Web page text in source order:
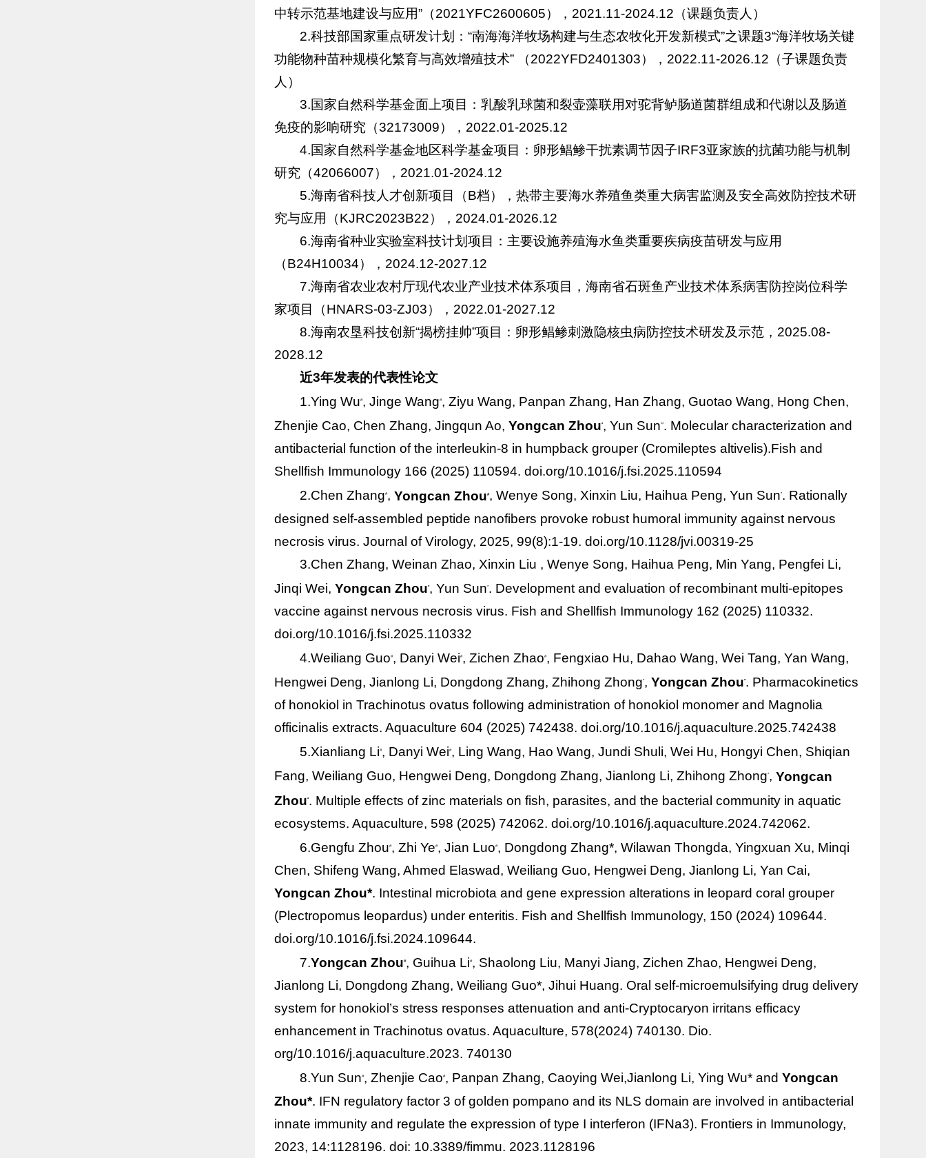
中转示范基地建设与应用”（2021YFC2600605），2021.11-2024.12（课题负责人）
2.科技部国家重点研发计划：“南海海洋牧场构建与生态农牧化开发新模式”之课题3“海洋牧场关键
功能物种苗种规模化繁育与高效增殖技术” （2022YFD2401303），2022.11-2026.12（子课题负责
人）
3.国家自然科学基金面上项目：乳酸乳球菌和裂壶藻联用对驼背鲈肠道菌群组成和代谢以及肠道
免疫的影响研究（32173009），2022.01-2025.12
4.国家自然科学基金地区科学基金项目：卵形鲳鲹干扰素调节因子IRF3亚家族的抗菌功能与机制
研究（42066007），2021.01-2024.12
5.海南省科技人才创新项目（B档），热带主要海水养殖鱼类重大病害监测及安全高效防控技术研
究与应用（KJRC2023B22），2024.01-2026.12
6.海南省种业实验室科技计划项目：主要设施养殖海水鱼类重要疾病疫苗研发与应用
（B24H10034），2024.12-2027.12
7.海南省农业农村厅现代农业产业技术体系项目，海南省石斑鱼产业技术体系病害防控岗位科学
家项目（HNARS-03-ZJ03），2022.01-2027.12
8.海南农垦科技创新“揭榜挂帅”项目：卵形鲳鲹刺激隐核虫病防控技术研发及示范，2025.08-
2028.12
近3年发表的代表性论文
1.Ying Wu#, Jinge Wang#, Ziyu Wang, Panpan Zhang, Han Zhang, Guotao Wang, Hong Chen,
Zhenjie Cao, Chen Zhang, Jingqun Ao, Yongcan Zhou*, Yun Sun**. Molecular characterization and
antibacterial function of the interleukin-8 in humpback grouper (Cromileptes altivelis).Fish and
Shellfish Immunology 166 (2025) 110594. doi.org/10.1016/j.fsi.2025.110594
2.Chen Zhang#,Yongcan Zhou#, Wenye Song, Xinxin Liu, Haihua Peng, Yun Sun*. Rationally
designed self-assembled peptide nanofibers provoke robust humoral immunity against nervous
necrosis virus. Journal of Virology, 2025, 99(8):1-19. doi.org/10.1128/jvi.00319-25
3.Chen Zhang, Weinan Zhao, Xinxin Liu , Wenye Song, Haihua Peng, Min Yang, Pengfei Li,
Jinqi Wei, Yongcan Zhou*, Yun Sun*. Development and evaluation of recombinant multi-epitopes
vaccine against nervous necrosis virus. Fish and Shellfish Immunology 162 (2025) 110332.
doi.org/10.1016/j.fsi.2025.110332
4.Weiliang Guo#, Danyi Wei#, Zichen Zhao#, Fengxiao Hu, Dahao Wang, Wei Tang, Yan Wang,
Hengwei Deng, Jianlong Li, Dongdong Zhang, Zhihong Zhong*, Yongcan Zhou*. Pharmacokinetics
of honokiol in Trachinotus ovatus following administration of honokiol monomer and Magnolia
officinalis extracts. Aquaculture 604 (2025) 742438. doi.org/10.1016/j.aquaculture.2025.742438
5.Xianliang Li#, Danyi Wei#, Ling Wang, Hao Wang, Jundi Shuli, Wei Hu, Hongyi Chen, Shiqian
Fang, Weiliang Guo, Hengwei Deng, Dongdong Zhang, Jianlong Li, Zhihong Zhong*, Yongcan
Zhou*. Multiple effects of zinc materials on fish, parasites, and the bacterial community in aquatic
ecosystems. Aquaculture, 598 (2025) 742062. doi.org/10.1016/j.aquaculture.2024.742062.
6.Gengfu Zhou#, Zhi Ye#, Jian Luo#, Dongdong Zhang*, Wilawan Thongda, Yingxuan Xu, Minqi
Chen, Shifeng Wang, Ahmed Elaswad, Weiliang Guo, Hengwei Deng, Jianlong Li, Yan Cai,
Yongcan Zhou*. Intestinal microbiota and gene expression alterations in leopard coral grouper
(Plectropomus leopardus) under enteritis. Fish and Shellfish Immunology, 150 (2024) 109644.
doi.org/10.1016/j.fsi.2024.109644.
7.Yongcan Zhou#, Guihua Li#, Shaolong Liu, Manyi Jiang, Zichen Zhao, Hengwei Deng,
Jianlong Li, Dongdong Zhang, Weiliang Guo*, Jihui Huang. Oral self-microemulsifying drug delivery
system for honokiol’s stress responses attenuation and anti-Cryptocaryon irritans efficacy
enhancement in Trachinotus ovatus. Aquaculture, 578(2024) 740130. Dio.
org/10.1016/j.aquaculture.2023. 740130
8.Yun Sun#, Zhenjie Cao#, Panpan Zhang, Caoying Wei,Jianlong Li, Ying Wu* andYongcan
Zhou*. IFN regulatory factor 3 of golden pompano and its NLS domain are involved in antibacterial
innate immunity and regulate the expression of type I interferon (IFNa3). Frontiers in Immunology,
2023, 14:1128196. doi: 10.3389/fimmu. 2023.1128196